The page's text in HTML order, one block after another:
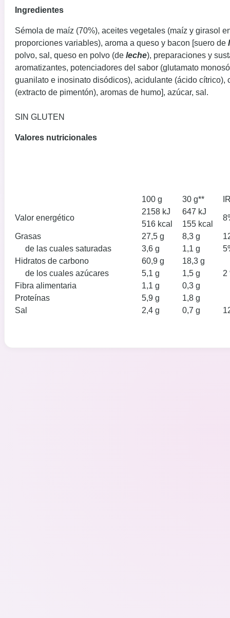
Ingredientes
Sémola de maíz (70%), aceites vegetales (maíz y girasol
proporciones variables), aroma a queso y bacon [suero de
polvo, sal, queso en polvo (de leche), preparaciones y
aromatizantes, potenciadores del sabor (glutamato
guanilato e inosinato disódicos), acidulante (ácido cítrico),
(extracto de pimentón), aromas de humo], azúcar, sal.
SIN GLUTEN
Valores nutricionales
100 g 30 g**
Valor energético
2158 kJ
516 kcal
647 kJ
155 kcal
Grasas 27,5 g 8,3 g
de las cuales saturadas
3,6 g 1,1 g
Hidratos de carbono
60,9 g
18,3 g
de los cuales azúcares
5,1 g 1,5 g
2
Fibra alimentaria
1,1 g
0,3 g
Proteínas
5,9 g
1,8 g
Sal
2,4 g 0,7 g